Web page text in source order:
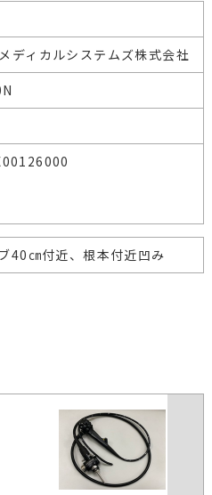
ディカルシステムズ株式会社
40㎝付近、根本付近凹み